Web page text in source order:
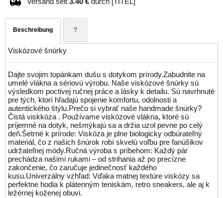
Beschreibung ?
Viskózové šnúrky
Dajte svojim topánkam dušu s dotykom prírody.Zabudnite na
umelé vlákna a sériovú výrobu. Naše viskózové šnúrky sú
výsledkom poctivej ručnej práce a lásky k detailu. Sú navrhnuté
pre tých, ktorí hľadajú spojenie komfortu, odolnosti a
autentického štýlu.Prečo si vybrať naše handmade šnúrky?
Čistá viskkóza . Používame viskózové vlákna, ktoré sú
príjemné na dotyk, nešmýkajú sa a držia uzol pevne po celý
deň.Šetrné k prírode: Viskóza je plne biologicky odbúrateľný
materiál, čo z našich šnúrok robí skvelú voľbu pre fanúšikov
udržateľnej módy.Ručná výroba s príbehom: Každý pár
prechádza našimi rukami – od strihania až po precízne
zakončenie, čo zaručuje jedinečnosť každého
kusu.Univerzálny vzhľad: Vďaka matnej textúre viskózy sa
perfektne hodia k plátenným teniskám, retro sneakers, ale aj k
ležérnej koženej obuvi.